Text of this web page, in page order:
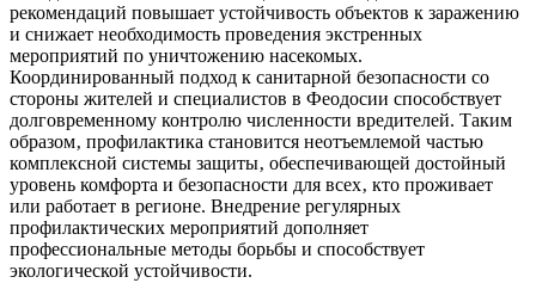
рекомендаций повышает устойчивость объектов к заражению
и снижает необходимость проведения экстренных
мероприятий по уничтожению насекомых.
Координированный подход к санитарной безопасности со
стороны жителей и специалистов в Феодосии способствует
долговременному контролю численности вредителей. Таким
образом‚ профилактика становится неотъемлемой частью
комплексной системы защиты‚ обеспечивающей достойный
уровень комфорта и безопасности для всех‚ кто проживает
или работает в регионе. Внедрение регулярных
профилактических мероприятий дополняет
профессиональные методы борьбы и способствует
экологической устойчивости.